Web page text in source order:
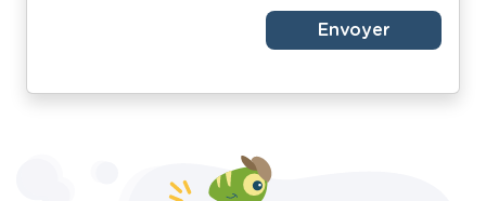
Envoyer